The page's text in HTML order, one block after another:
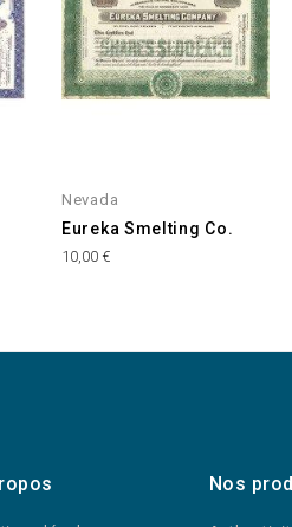
Nevada
Eureka Smelting Co.
10,00 €
Nos